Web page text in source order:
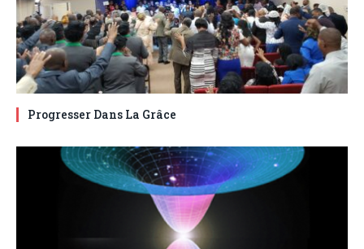
Progresser Dans La Grâce